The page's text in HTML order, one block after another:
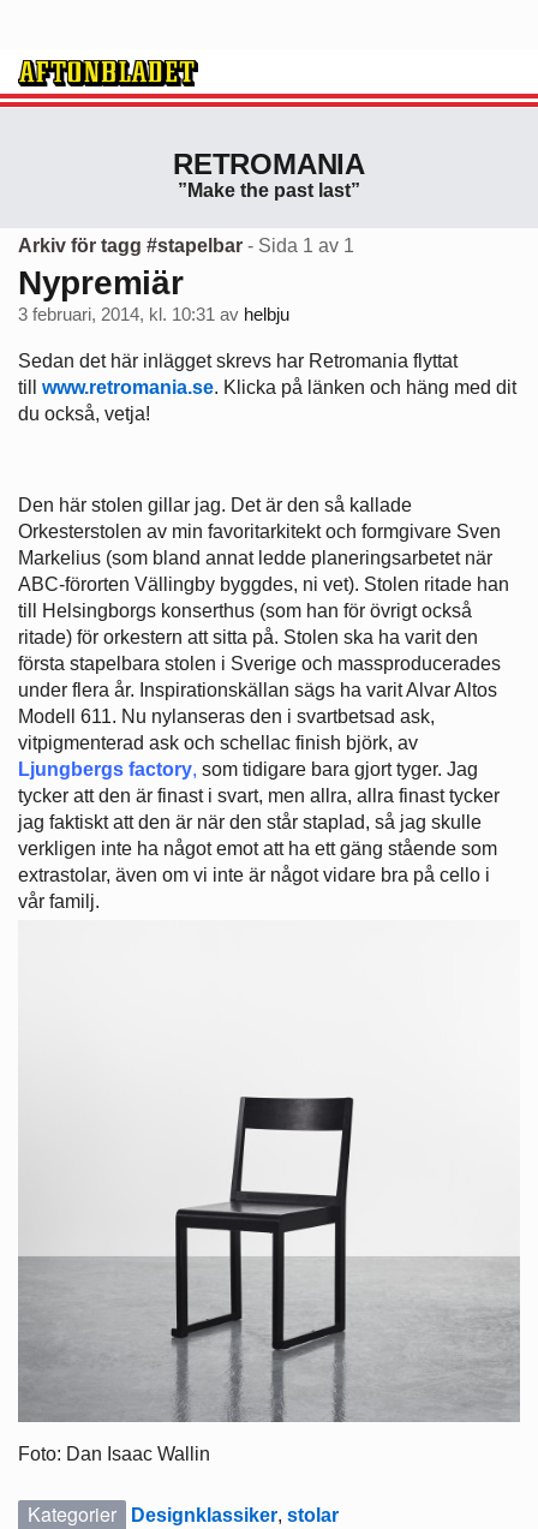
RETROMANIA
”Make the past last”
Arkiv för tagg #stapelbar - Sida 1 av 1
Nypremiär
3 februari, 2014, kl. 10:31 av helbju
Sedan det här inlägget skrevs har Retromania flyttat
till
www.retromania.se. Klicka på länken och häng med dit
du också, vetja!
Den här stolen gillar jag. Det är den så kallade
Orkesterstolen av min favoritarkitekt och formgivare Sven
Markelius (som bland annat ledde planeringsarbetet när
ABC-förorten Vällingby byggdes, ni vet). Stolen ritade han
till Helsingborgs konserthus (som han för övrigt också
ritade) för orkestern att sitta på. Stolen ska ha varit den
första stapelbara stolen i Sverige och massproducerades
under flera år. Inspirationskällan sägs ha varit Alvar Altos
Modell 611. Nu nylanseras den i svartbetsad ask,
vitpigmenterad ask och schellac finish björk, av
Ljungbergs factory, som tidigare bara gjort tyger. Jag
tycker att den är finast i svart, men allra, allra finast tycker
jag faktiskt att den är när den står staplad, så jag skulle
verkligen inte ha något emot att ha ett gäng stående som
extrastolar, även om vi inte är något vidare bra på cello i
vår familj.
Foto: Dan Isaac Wallin
Kategorier Designklassiker, stolar